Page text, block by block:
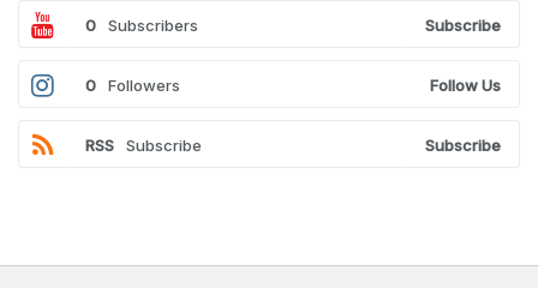
0 Subscribers Subscribe
0 Followers Follow Us
RSS Subscribe Subscribe